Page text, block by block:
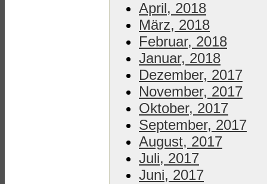
April, 2018
März, 2018
Februar, 2018
Januar, 2018
Dezember, 2017
November, 2017
Oktober, 2017
September, 2017
August, 2017
Juli, 2017
Juni, 2017